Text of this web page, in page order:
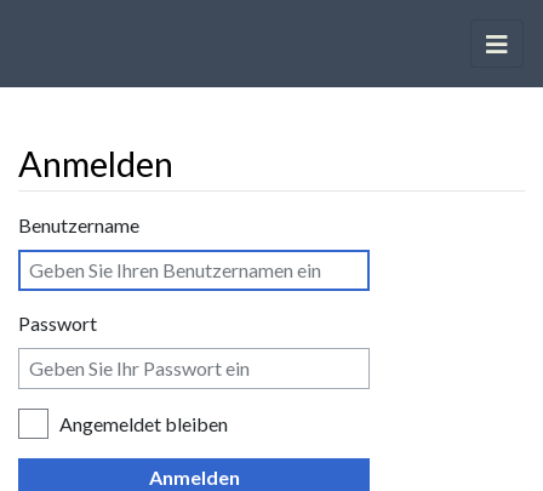
Anmelden
Wechseln zu:Navigation
Benutzername
Passwort
Angemeldet bleiben
Anmelden